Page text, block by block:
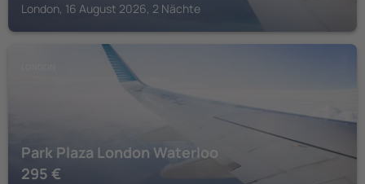
London, 16 August 2026, 2 Nächte
Park Plaza London Waterloo
295 €